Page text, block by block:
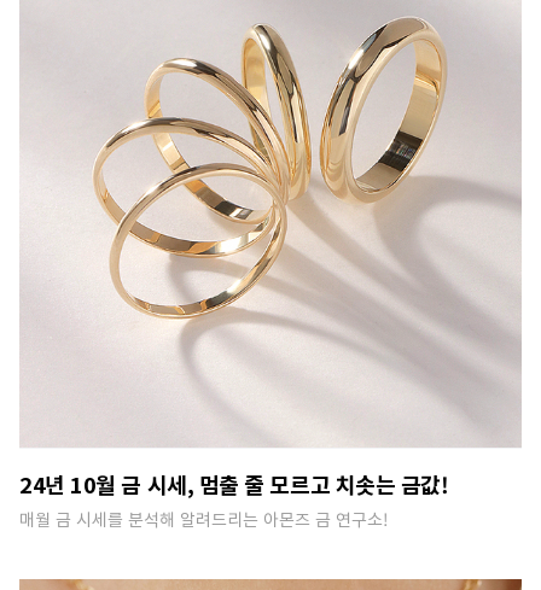
24년 10월 금 시세, 멈출 줄 모르고 치솟는 금값!
매월 금 시세를 분석해 알려드리는 아몬즈 금 연구소!